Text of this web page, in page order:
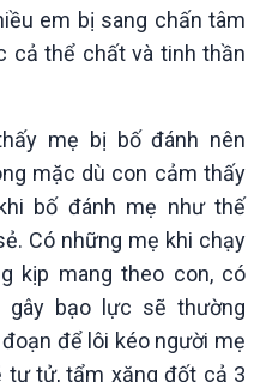
em bị sang chấn tâm
cả thể chất và tinh thần
mẹ bị bố đánh nên
mặc dù con cảm thấy
bố đánh mẹ như thế
Có những mẹ khi chạy
kịp mang theo con, có
bạo lực sẽ thường
để lôi kéo người mẹ
tự tử, tẩm xăng đốt cả 3